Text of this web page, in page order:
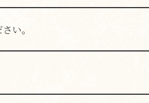
てご確認いただけます。最新情
い。
番出口から徒歩約3分です。
際は、近隣のコインパーキング